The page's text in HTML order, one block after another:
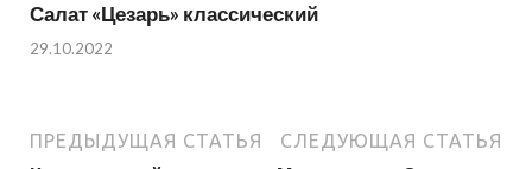
Салат «Цезарь» классический
29.10.2022
ПРЕДЫДУЩАЯ СТАТЬЯ СЛЕДУЮЩАЯ СТАТЬЯ